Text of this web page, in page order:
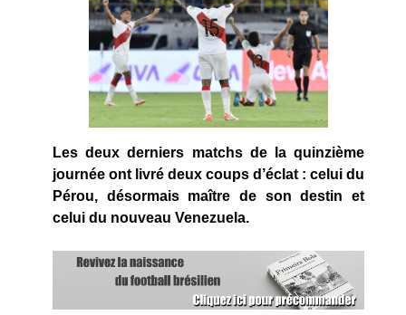
Les deux derniers matchs de la quinzième
journée ont livré deux coups d’éclat : celui du
Pérou, désormais maître de son destin et
celui du nouveau Venezuela.